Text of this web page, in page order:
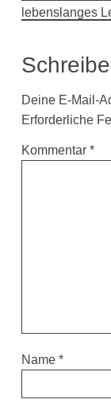
lebenslanges
Deine E-Mail-
Erforderliche
Kommentar *
Name *